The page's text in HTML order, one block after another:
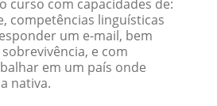
curso com capacidades de:
competências linguísticas
um e-mail, bem
e com
em um país onde
nativa.